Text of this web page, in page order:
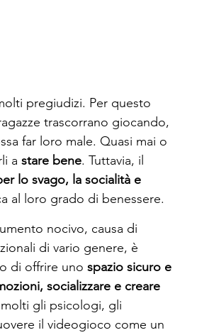
pregiudizi. Per questo
trascorrano giocando,
far loro male. Quasi mai o
a stare bene. Tuttavia, il
lo svago, la socialità e
al loro grado di benessere.
nocivo, causa di
di vario genere, è
di offrire uno spazio sicuro e
socializzare e creare
gli psicologi, gli
il videogioco come un